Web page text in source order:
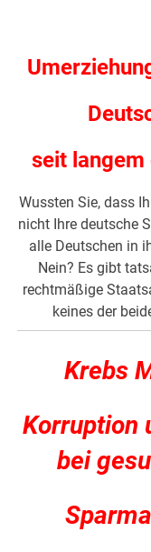
seit
Wussten Sie, dass
nicht Ihre deutsche
alle Deutschen in
Nein? Es gibt
rechtmäßige
keines der
Krebs
Korruption
bei